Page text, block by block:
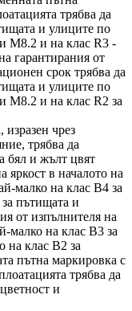
трябва да
и улиците по
М8.2 и на клас R3 -
гарантирания от
срок трябва да
и улиците по
М8.2 и на клас R2 за
чрез
трябва да
бял и жълт цвят
в началото на
малко на клас В4 за
пътищата и
от изпълнителя на
малко на клас В3 за
на клас В2 за
пътна маркировка с
трябва да
и